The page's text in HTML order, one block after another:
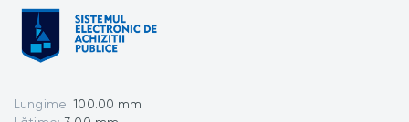
Lungime: 100.00 mm